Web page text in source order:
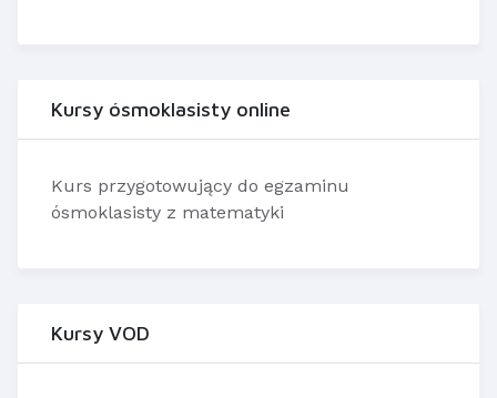
Kursy ósmoklasisty online
Kurs przygotowujący do egzaminu
ósmoklasisty z matematyki
Kursy VOD